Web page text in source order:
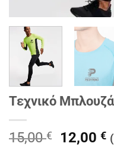
Τεχνικό
15,00€
Original
12,00€